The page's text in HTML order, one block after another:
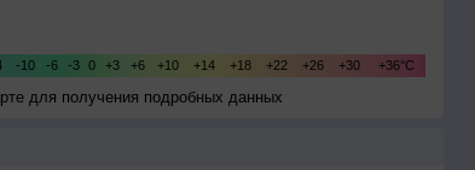
для получения подробных данных